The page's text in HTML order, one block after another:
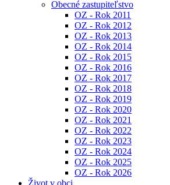
Obecné zastupiteľstvo
OZ - Rok 2011
OZ - Rok 2012
OZ - Rok 2013
OZ - Rok 2014
OZ - Rok 2015
OZ - Rok 2016
OZ - Rok 2017
OZ - Rok 2018
OZ - Rok 2019
OZ - Rok 2020
OZ - Rok 2021
OZ - Rok 2022
OZ - Rok 2023
OZ - Rok 2024
OZ - Rok 2025
OZ - Rok 2026
Život v obci